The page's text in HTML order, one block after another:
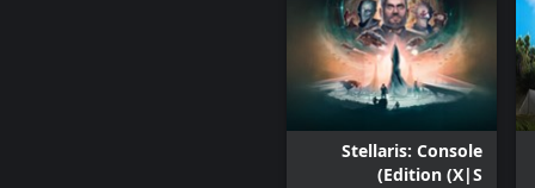
Stellaris: Console
Edition (X|S)